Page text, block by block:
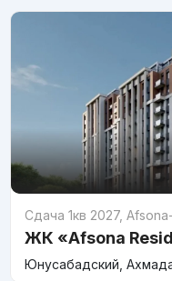
Сдача 1кв 2027,
ЖК «Afsona
Юнусабадский,